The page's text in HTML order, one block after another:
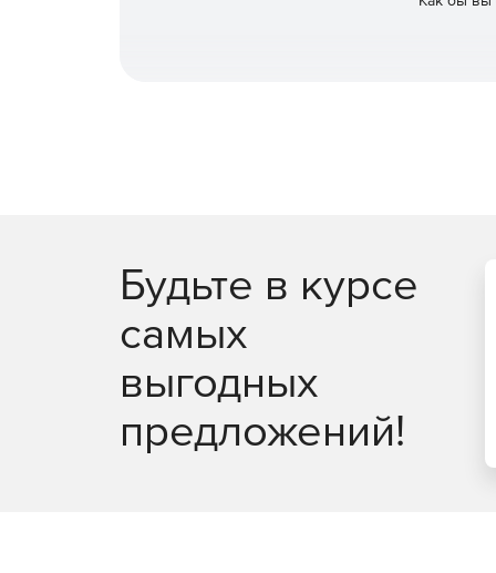
Будьте в курсе
самых
выгодных
предложений!